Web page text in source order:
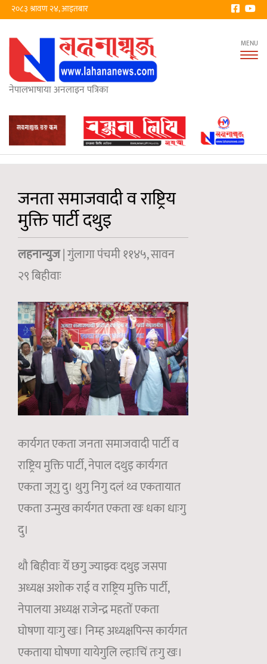
२०८३ श्रावण २४, आइतबार
नेपालभाषाया अनलाइन पत्रिका
जनता समाजवादी व राष्ट्रिय
मुक्ति पार्टी दथुइ
लहनान्युज| गुंलागा पंचमी ११४५, सावन
२९ बिहीवाः
कार्यगत एकता जनता समाजवादी पार्टी व
राष्ट्रिय मुक्ति पार्टी, नेपाल दथुइ कार्यगत
एकता जूगु दु। थुगु निगु दलं थ्व एकतायात
एकता उन्मुख कार्यगत एकता खः धका धाःगु
दु।
थौ बिहीवाः येँ छगु ज्याझ्वः दथुइ जसपा
अध्यक्ष अशोक राई व राष्ट्रिय मुक्ति पार्टी,
नेपालया अध्यक्ष राजेन्द्र महतों एकता
घोषणा याःगु खः। निम्ह अध्यक्षपिन्स कार्यगत
एकताया घोषणा यायेगुलि ल्हाःचिं तःगु खः।